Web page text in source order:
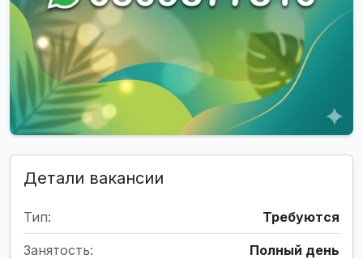
Детали вакансии
Тип: Требуются
Занятость: Полный день